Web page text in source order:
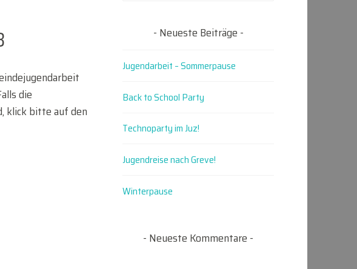
die
klick bitte auf den
Neueste Beiträge
Jugendarbeit – Sommerpause
Back to School Party
Technoparty im Juz!
Jugendreise nach Greve!
Winterpause
Neueste Kommentare